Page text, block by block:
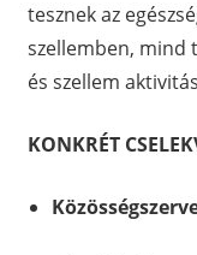
tesznek az
szellemben, mind
és szellem
KONKRÉT